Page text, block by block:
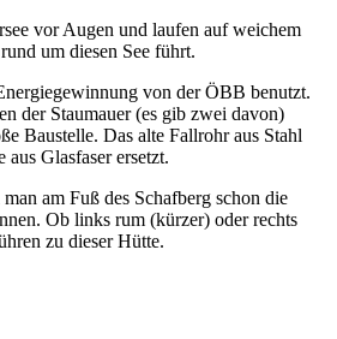
vor Augen und laufen auf weichem
um diesen See führt.
von der ÖBB benutzt.
der Staumauer (es gib zwei davon)
Baustelle. Das alte Fallrohr aus Stahl
Glasfaser ersetzt.
am Fuß des Schafberg schon die
Ob links rum (kürzer) oder rechts
zu dieser Hütte.